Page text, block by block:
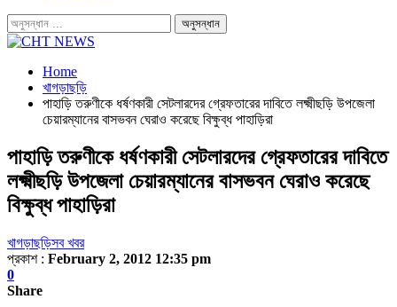
Home
খাগড়াছড়ি
পাহাড়ি তরুণীকে ধর্ষণকারী সেটলারদের গ্রেফতারের দাবিতে লক্ষ্মীছড়ি উপজেলা
চেয়ারম্যানের বাসভবন ঘেরাও করেছে বিক্ষুব্ধ পাহাড়িরা
পাহাড়ি তরুণীকে ধর্ষণকারী সেটলারদের গ্রেফতারের দাবিতে
লক্ষ্মীছড়ি উপজেলা চেয়ারম্যানের বাসভবন ঘেরাও করেছে
বিক্ষুব্ধ পাহাড়িরা
খাগড়াছড়িসব খবর
প্রকাশ : February 2, 2012 12:35 pm
0
Share